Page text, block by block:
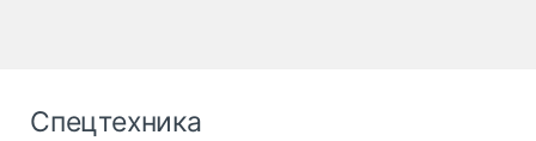
Спецтехника